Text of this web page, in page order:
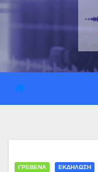
ΓΡΕΒΕΝΑ ΕΚΔΗΛΩΣΗ